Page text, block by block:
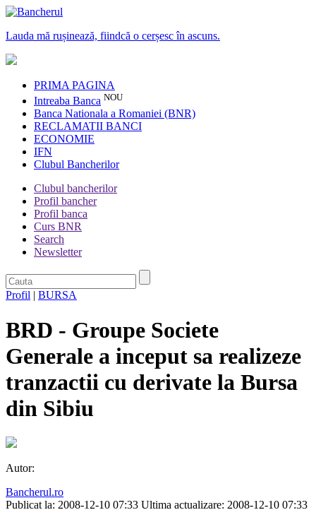
Lauda mă rușinează, fiindcă o cerșesc în ascuns.
PRIMA PAGINA
Intreaba Banca NOU
Banca Nationala a Romaniei (BNR)
RECLAMATII BANCI
ECONOMIE
IFN
Clubul Bancherilor
Clubul bancherilor
Profil bancher
Profil banca
Curs BNR
Search
Newsletter
Profil | BURSA
BRD - Groupe Societe
Generale a inceput sa realizeze
tranzactii cu derivate la Bursa
din Sibiu
Autor:
Bancherul.ro
Publicat la: 2008-12-10 07:33 Ultima actualizare: 2008-12-10 07:33